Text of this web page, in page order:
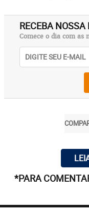
RECEBA
Comece o dia com as
*PARA